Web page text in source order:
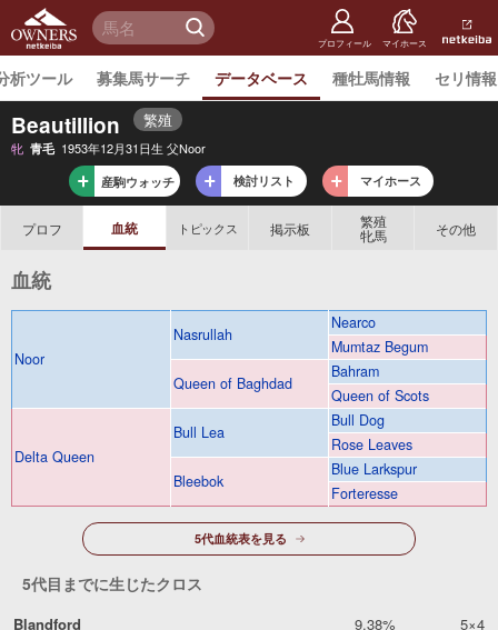
netkeiba
オーナー
ズ プロフィール マイホース
析ツール 募集馬サーチ データベース 種牡馬情報 セリ情報
Beautillion 繁殖
牝 青毛 1953年12月31日生 父Noor
産駒ウォッチ 検討リスト マイホース
プロフ 血統 トピックス 掲示板 繁殖
牝馬 その他
血統
Noor
Nasrullah
Nearco
Mumtaz Begum
Queen of Baghdad
Bahram
Queen of Scots
Delta Queen
Bull Lea
Bull Dog
Rose Leaves
Bleebok
Blue Larkspur
Forteresse
5代血統表を見る
5代目までに生じたクロス
Blandford 9.38% 5×4